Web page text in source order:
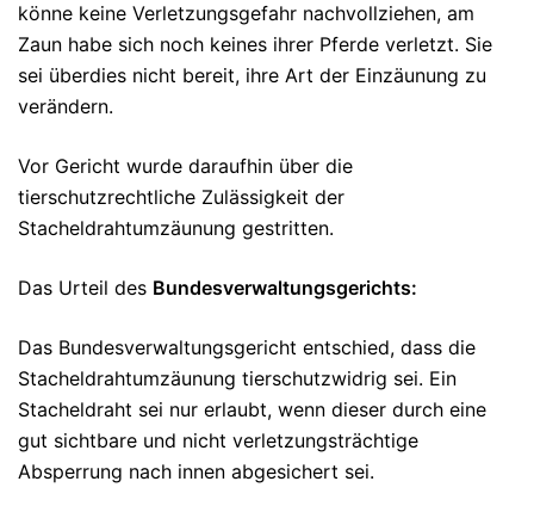
könne keine Verletzungsgefahr nachvollziehen, am
Zaun habe sich noch keines ihrer Pferde verletzt. Sie
sei überdies nicht bereit, ihre Art der Einzäunung zu
verändern.
Vor Gericht wurde daraufhin über die
tierschutzrechtliche Zulässigkeit der
Stacheldrahtumzäunung gestritten.
Das Urteil des Bundesverwaltungsgerichts:
Das Bundesverwaltungsgericht entschied, dass die
Stacheldrahtumzäunung tierschutzwidrig sei. Ein
Stacheldraht sei nur erlaubt, wenn dieser durch eine
gut sichtbare und nicht verletzungsträchtige
Absperrung nach innen abgesichert sei.